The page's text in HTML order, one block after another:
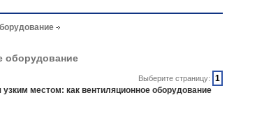
оборудование
Выберите страницу: 1
узким местом: как вентиляционное оборудование